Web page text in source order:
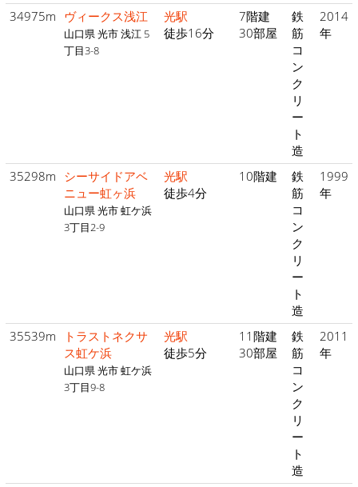
34975m ヴィークス浅江
山口県 光市 浅江 5
丁目3-8
光駅
徒歩16分
7階建
30部屋
鉄
筋
コ
ン
ク
リ
ー
ト
造
2014
年
35298m シーサイドアベ
ニュー虹ヶ浜
山口県 光市 虹ケ浜
3丁目2-9
光駅
徒歩4分
10階建
鉄
筋
コ
ン
ク
リ
ー
ト
造
1999
年
35539m
トラストネクサ
ス虹ケ浜
山口県 光市 虹ケ浜
3丁目9-8
光駅
徒歩5分
11階建
30部屋
鉄
筋
コ
ン
ク
リ
ー
ト
造
2011
年